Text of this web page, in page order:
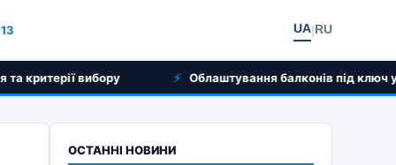
UA|RU
Облаштування балконів під ключ у Кропивницькому:
ОСТАННІ НОВИНИ